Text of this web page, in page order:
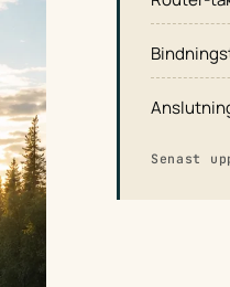
Senast